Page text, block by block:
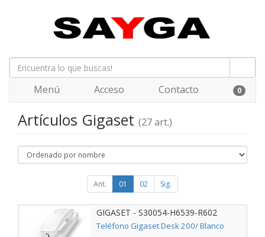
Menú Acceso Contacto 0
Artículos Gigaset (27 art.)
Ant. 01 02 Sig.
GIGASET - S30054-H6539-R602
Teléfono Gigaset Desk 200/ Blanco